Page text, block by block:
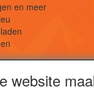
en meer
website